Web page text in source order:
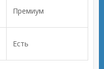
Премиум
Есть